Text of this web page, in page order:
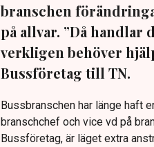
branschen
på allvar. ”Då
verkligen behöver
Bussföretag till TN.
Bussbranschen har länge haft
branschchef och vice vd på
Bussföretag, är läget extra